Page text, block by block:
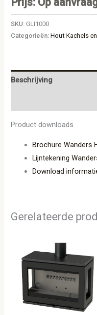
SKU: GLI1000
Categorieën:Hout Kachels
Beschrijving
Product downloads
Brochure Wanders
Lijntekening
Download
Gerelateerde